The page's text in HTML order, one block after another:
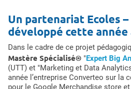
Un partenariat Ecoles
développé cette
Dans le cadre de ce projet
Mastère Spécialisé® "Expert Big
(UTT) et "Marketing et Data
année l’entreprise Converteo sur la
pour le Google Merchandise store